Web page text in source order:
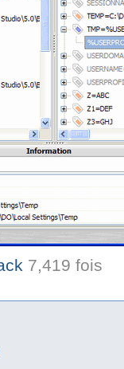
7,419 fois